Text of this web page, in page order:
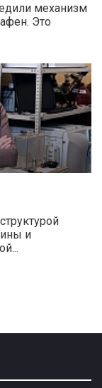
механизм
Это
и